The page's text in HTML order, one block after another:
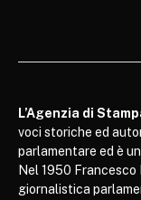
L’Agenzia di
voci storiche ed
parlamentare ed è
Nel 1950
giornalistica